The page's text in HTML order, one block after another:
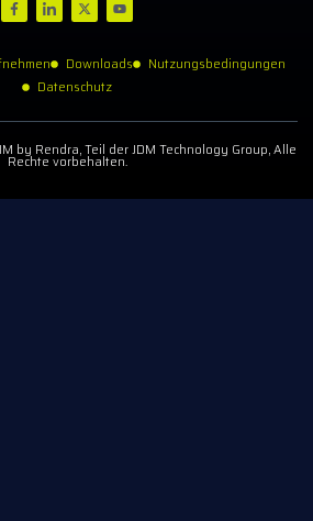
Downloads
Nutzungsbedingungen
Datenschutz
by Rendra, Teil der JDM Technology Group, Alle
Rechte vorbehalten.